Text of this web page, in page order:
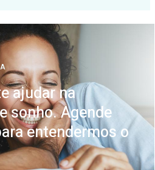
ajudar na
sonho. Agende
entendermos o